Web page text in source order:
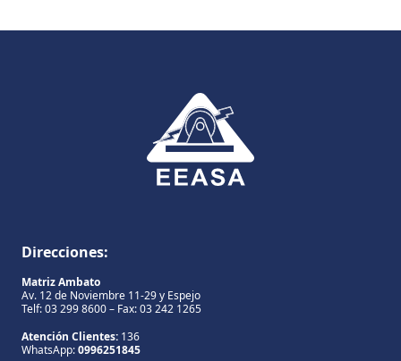
Direcciones:
Matriz Ambato
Av. 12 de Noviembre 11-29 y Espejo
Telf: 03 299 8600 – Fax: 03 242 1265
Atención Clientes: 136
WhatsApp:0996251845